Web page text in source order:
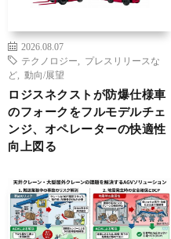
2026.08.07
テクノロジー
プレスリリースな
ど
動向/展望
ロジスネクストが防爆仕様車
のフォークをフルモデルチェ
ンジ、オペレーターの快適性
向上図る